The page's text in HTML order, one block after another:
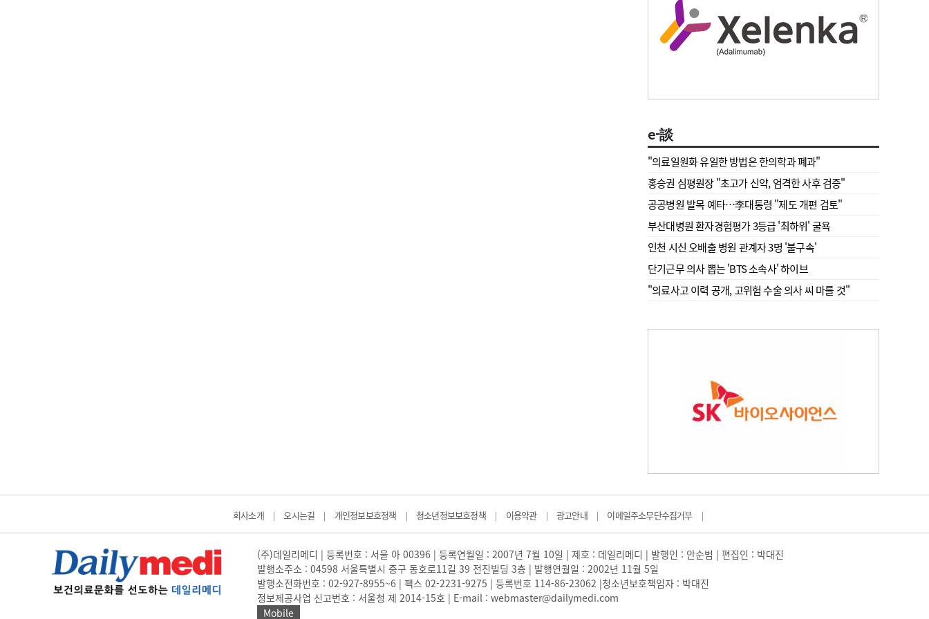
e-談
"의료일원화 유일한 방법은 한의학과 폐과"
홍승권 심평원장 " 초고가 신약, 엄격한 사후 검증"
공공병원 발목 예타…李대통령 "제도 개편 검토"
부산대병원 환자경험평가 3등급 '최하위' 굴욕
인천 시신 오배출 병원 관계자 3명 '불구속'
단기근무 의사 뽑는 'BTS 소속사' 하이브
"의료사고 이력 공개, 고위험 수술 의사 씨 마를 것"
회사소개 | 오시는길 | 개인정보보호정책 | 청소년정보보호정책 | 이용약관 | 광고안내 | 이메일주소무단수집거부 |
(주)데일리메디 | 등록번호 : 서울 아 00396 | 등록연월일 : 2007년 7월 10일 | 제호 : 데일리메디 | 발행인 : 안순범 | 편집인 : 박대진
발행소주소 : 04598 서울특별시 중구 동호로11길 39 전진빌딩 3층 | 발행연월일 : 2002년 11월 5일
발행소전화번호 : 02-927-8955~6 | 팩스 02-2231-9275 | 등록번호 114-86-23062 |청소년보호책임자 : 박대진
정보제공사업 신고번호 : 서울청 제 2014-15호 | E-mail : webmaster@dailymedi.com
Mobile